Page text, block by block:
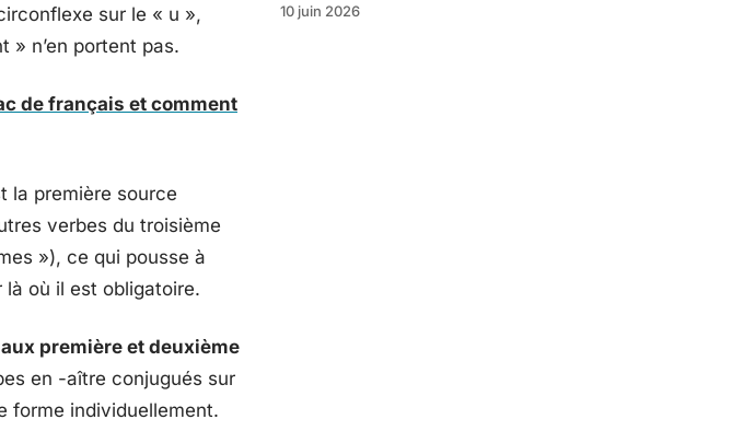
sur le « u »,
» n’en portent pas.
de français et comment
la première source
verbes du troisième
»), ce qui pousse à
là où il est obligatoire.
première et deuxième
en -aître conjugués sur
forme individuellement.
10 juin 2026